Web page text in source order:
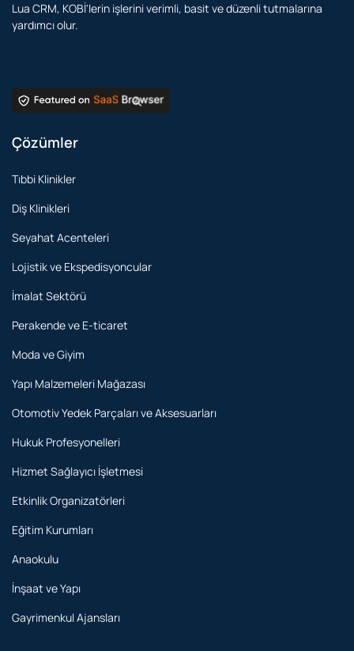
Lua CRM, KOBİ'lerin işlerini verimli, basit ve düzenli tutmalarına
yardımcı olur.
Çözümler
Tıbbi Klinikler
Diş Klinikleri
Seyahat Acenteleri
Lojistik ve Ekspedisyoncular
İmalat Sektörü
Perakende ve E-ticaret
Moda ve Giyim
Yapı Malzemeleri Mağazası
Otomotiv Yedek Parçaları ve Aksesuarları
Hukuk Profesyonelleri
Hizmet Sağlayıcı İşletmesi
Etkinlik Organizatörleri
Eğitim Kurumları
Anaokulu
İnşaat ve Yapı
Gayrimenkul Ajansları